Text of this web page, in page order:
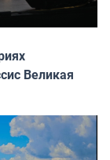
Великая